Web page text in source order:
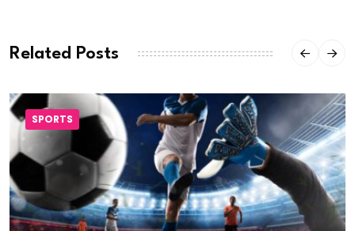
Related Posts
SPORTS